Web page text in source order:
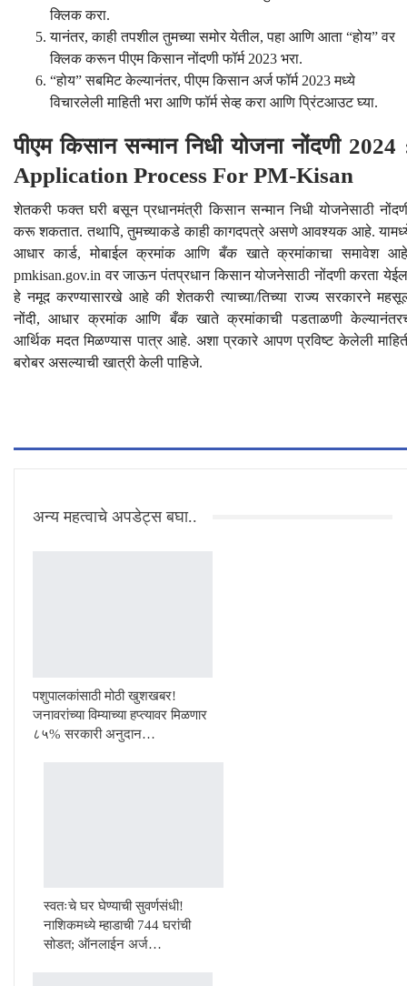
क्लिक करा.
यानंतर, काही तपशील तुमच्या समोर येतील, पहा आणि आता “होय” वर
क्लिक करून पीएम किसान नोंदणी फॉर्म 2023 भरा.
“होय” सबमिट केल्यानंतर, पीएम किसान अर्ज फॉर्म 2023 मध्ये
विचारलेली माहिती भरा आणि फॉर्म सेव्ह करा आणि प्रिंटआउट घ्या.
पीएम किसान सन्मान निधी योजना नोंदणी 2024
Application Process For PM-Kisan
शेतकरी फक्त घरी बसून प्रधानमंत्री किसान सन्मान निधी योजनेसाठी
करू शकतात. तथापि, तुमच्याकडे काही कागदपत्रे असणे आवश्यक आहे.
आधार कार्ड, मोबाईल क्रमांक आणि बँक खाते क्रमांकाचा समावेश
pmkisan.gov.in वर जाऊन पंतप्रधान किसान योजनेसाठी नोंदणी करता
हे नमूद करण्यासारखे आहे की शेतकरी त्याच्या/तिच्या राज्य सरकारने
नोंदी, आधार क्रमांक आणि बँक खाते क्रमांकाची पडताळणी
आर्थिक मदत मिळण्यास पात्र आहे. अशा प्रकारे आपण प्रविष्ट केलेली
बरोबर असल्याची खात्री केली पाहिजे.
अन्य महत्वाचे अपडेट्स बघा..
पशुपालकांसाठी मोठी खुशखबर!
जनावरांच्या विम्याच्या हप्त्यावर मिळणार
८५% सरकारी अनुदान…
स्वतःचे घर घेण्याची सुवर्णसंधी!
नाशिकमध्ये म्हाडाची 744 घरांची
सोडत; ऑनलाईन अर्ज…